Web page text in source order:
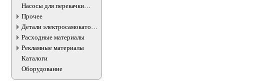
Насосы для перекачки
жидкостей
Прочее
Детали электросамокатов и
электротранспорта
Расходные материалы
Рекламные материалы
Каталоги
Оборудование